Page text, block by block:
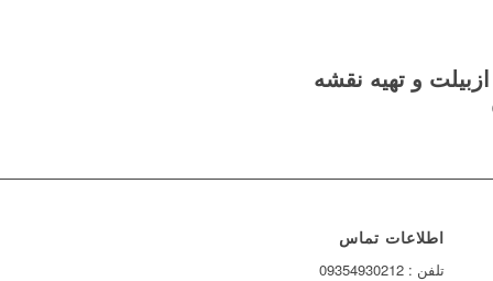
و تهیه نقشه
اطلاعات تماس
تلفن : 09354930212